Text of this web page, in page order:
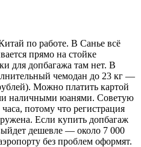
по работе. В Санье всё
прямо на стойке
для допбагажа там нет. В
чемодан до 23 кг —
Можно платить картой
наличными юанями. Советую
потому что регистрация
Если купить допбагаж
дешевле — около 7 000
без проблем оформят.